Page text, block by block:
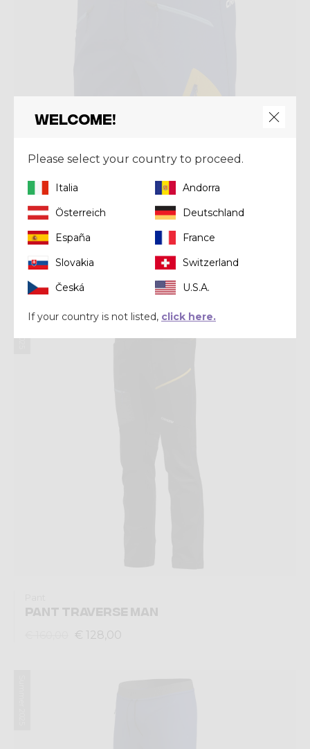
Short
SHORT RESOLUTION
€ 120,00 € 96,00
Summer 2025
PANT TRAVERSE MAN
€ 128,00
Welcome!
Please select your country to proceed.
Italia
Andorra
Österreich
Deutschland
España
France
Slovakia
Switzerland
Česká
U.S.A.
If your country is not listed, click here.